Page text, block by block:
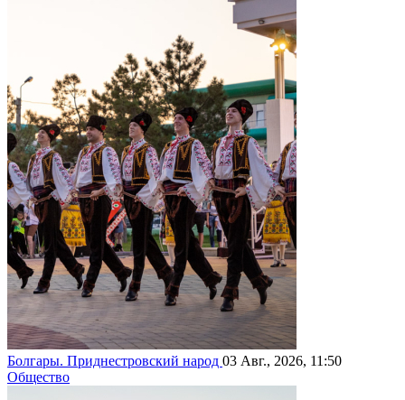
Болгары. Приднестровский народ 03 Авг., 2026, 11:50
Общество